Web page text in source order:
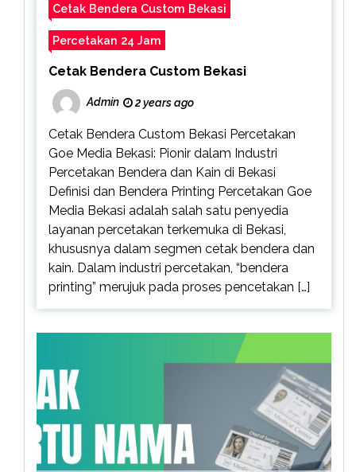
Cetak Bendera Custom Bekasi
Percetakan 24 Jam
Cetak Bendera Custom Bekasi
Admin 2 years ago
Cetak Bendera Custom Bekasi Percetakan
Goe Media Bekasi: Pionir dalam Industri
Percetakan Bendera dan Kain di Bekasi
Definisi dan Bendera Printing Percetakan Goe
Media Bekasi adalah salah satu penyedia
layanan percetakan terkemuka di Bekasi,
khususnya dalam segmen cetak bendera dan
kain. Dalam industri percetakan, “bendera
printing” merujuk pada proses pencetakan […]